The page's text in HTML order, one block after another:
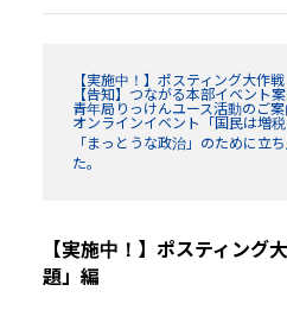
【実施中！】ポスティング大作
【告知】つながる本部イベント
青年局りっけんユース活動のご案
オンラインイベント「国民は増
「まっとうな政治」のために立
た。
【実施中！】ポスティング
題」編